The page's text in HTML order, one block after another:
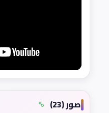
صور (23)